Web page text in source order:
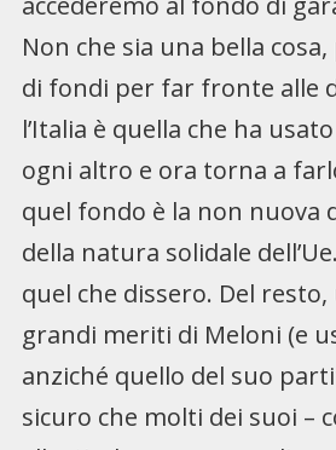
Non che sia una bella
di fondi per far fronte alle
l’Italia è quella che ha
ogni altro e ora torna a
quel fondo è la non nuova
della natura solidale
quel che dissero. Del
grandi meriti di Meloni (e
anziché quello del suo
sicuro che molti dei suoi –